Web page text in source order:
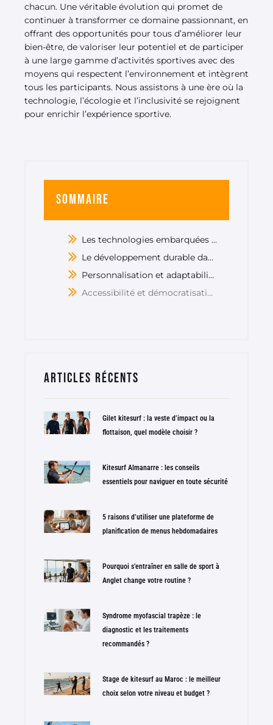
chacun. Une véritable évolution qui promet de
continuer à transformer ce domaine passionnant, en
offrant des opportunités pour tous d’améliorer leur
bien-être, de valoriser leur potentiel et de participer
à une large gamme d’activités sportives avec des
moyens qui respectent l’environnement et intègrent
tous les participants. Nous assistons à une ère où la
technologie, l’écologie et l’inclusivité se rejoignent
pour enrichir l’expérience sportive.
Sommaire
Les technologies embarquées dans les équipements sportifs
Le développement durable dans les équipements sportifs
Personnalisation et adaptabilité des équipements
Accessibilité et démocratisation du sport grâce aux nouveaux équipements
Articles récents
Gilet kitesurf : la veste d’impact ou la
flottaison, quel modèle choisir ?
Kitesurf Almanarre : les conseils
essentiels pour naviguer en toute sécurité
5 raisons d’utiliser une plateforme de
planification de menus hebdomadaires
Pourquoi s’entraîner en salle de sport à
Anglet change votre routine ?
Syndrome myofascial trapèze : le
diagnostic et les traitements
recommandés ?
Stage de kitesurf au Maroc : le meilleur
choix selon votre niveau et budget ?